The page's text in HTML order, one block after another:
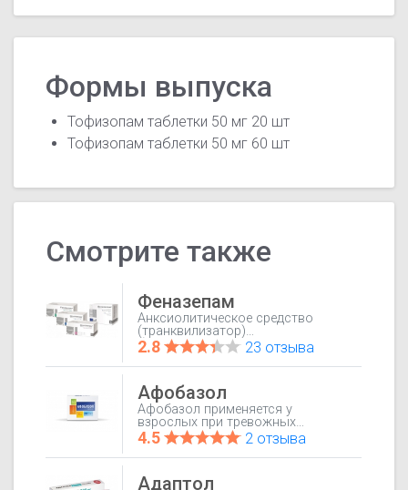
Формы выпуска
Тофизопам таблетки 50 мг 20 шт
Тофизопам таблетки 50 мг 60 шт
Смотрите также
Феназепам
Анксиолитическое средство
(транквилизатор)
бензодиазепинового ряда.
Оказывает анксиолитическое,
седативно-снотворное,
противосудорожное и
центральное миорелаксирующее
действие.
2.8 23 отзыва
Афобазол
Афобазол применяется у
взрослых при тревожных
состояниях: генерализованные
тревожные расстройства,
неврастения, расстройства
адаптации. Препарат также
назначается при соматических
4.5 2 отзыва
Адаптол